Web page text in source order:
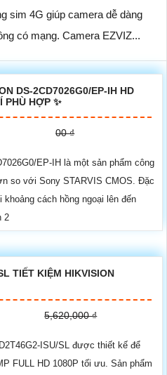
sim 4G giúp camera dễ dàng
có mạng. Camera EZVIZ...
DS-2CD7026G0/EP-IH HD
PHÙ HỢP ✨
00 ₫
EP-IH là một sản phẩm công
so với Sony STARVIS CMOS. Đặc
cách hồng ngoại lên đến
2
TIẾT KIỆM HIKVISION
5,620,000 ₫
ISU/SL được thiết kế để
FULL HD 1080P tối ưu. Sản phẩm